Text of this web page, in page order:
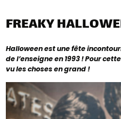
FREAKY
Halloween est une fête
de l’enseigne en 1993 ! Pour
vu les choses en grand !